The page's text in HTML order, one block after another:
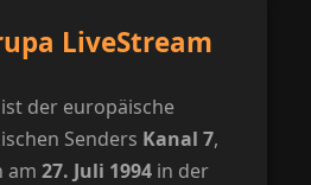
LiveStream
ist der europäische
Senders Kanal 7,
am27. Juli 1994 in der